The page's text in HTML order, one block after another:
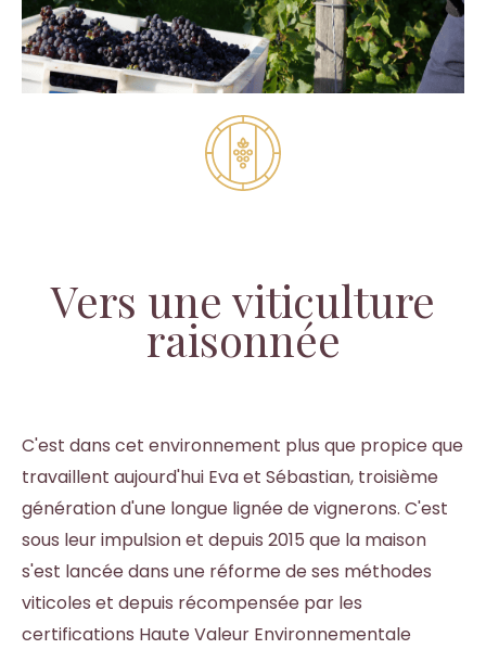
Vers une viticulture
raisonnée
C'est dans cet environnement plus que propice que
travaillent aujourd'hui Eva et Sébastian, troisième
génération d'une longue lignée de vignerons. C'est
sous leur impulsion et depuis 2015 que la maison
s'est lancée dans une réforme de ses méthodes
viticoles et depuis récompensée par les
certifications Haute Valeur Environnementale